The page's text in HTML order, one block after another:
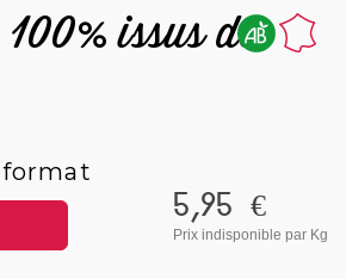
issus de
format
5,95 €
Prix indisponible par Kg